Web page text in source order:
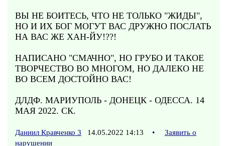
ВЫ НЕ БОИТЕСЬ, ЧТО НЕ ТОЛЬКО "ЖИДЫ",
НО И ИХ БОГ МОГУТ ВАС ДРУЖНО ПОСЛАТЬ
НА ВАС ЖЕ ХАН-ЙУ!??!
НАПИСАНО "СМАЧНО", НО ГРУБО И ТАКОЕ
ТВОРЧЕСТВО ВО МНОГОМ, НО ДАЛЕКО НЕ
ВО ВСЕМ ДОСТОЙНО ВАС!
ДЛДФ. МАРИУПОЛЬ - ДОНЕЦК - ОДЕССА. 14
МАЯ 2022. СК.
Даниил Кравченко 3 14.05.2022 14:13 •
Заявить о
нарушении